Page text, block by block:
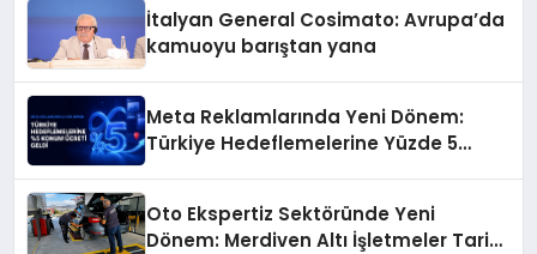
İtalyan General Cosimato: Avrupa’da
kamuoyu barıştan yana
Meta Reklamlarında Yeni Dönem:
Türkiye Hedeflemelerine Yüzde 5
Oto Ekspertiz Sektöründe Yeni
Dönem: Merdiven Altı İşletmeler Tarih